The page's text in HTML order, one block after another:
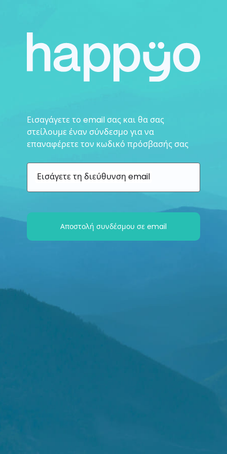
Εισαγάγετε το email σας και θα σας
στείλουμε έναν σύνδεσμο για να
επαναφέρετε τον κωδικό πρόσβασής σας
Εισάγετε τη διεύθυνση email
Αποστολή συνδέσμου σε email